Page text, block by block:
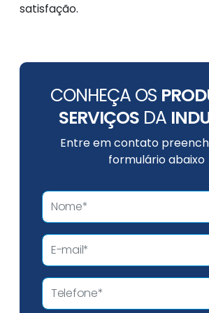
satisfação.
CONHEÇA OS
SERVIÇOS DA
Entre em contato
formulário abaixo
o